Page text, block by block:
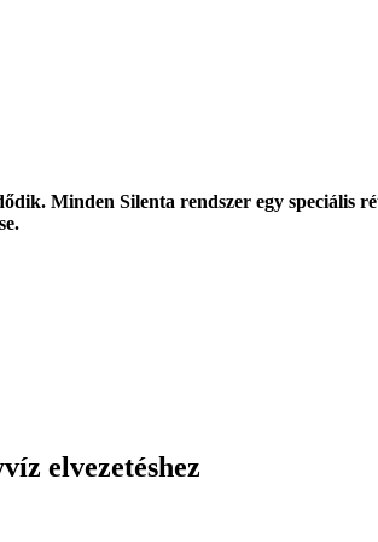
Minden Silenta rendszer egy
elvezetéshez